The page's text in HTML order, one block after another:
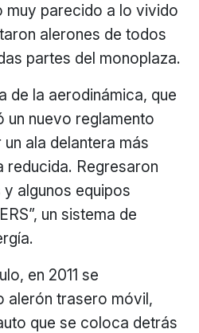
muy parecido a lo vivido
alerones de todos
partes del monoplaza.
de la aerodinámica, que
un nuevo reglamento
ala delantera más
reducida. Regresaron
algunos equipos
un sistema de
en 2011 se
alerón trasero móvil,
que se coloca detrás